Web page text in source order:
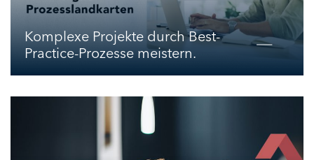
Komplexe Projekte durch Best-
Practice-Prozesse meistern.